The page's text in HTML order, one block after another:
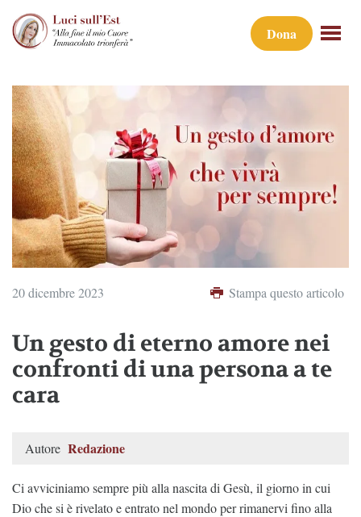
Dona
20 dicembre 2023 Stampa questo articolo
Un gesto di eterno amore nei
confronti di una persona a te
cara
Autore Redazione
Ci avviciniamo sempre più alla nascita di Gesù, il giorno in cui
Dio che si è rivelato e entrato nel mondo per rimanervi fino alla